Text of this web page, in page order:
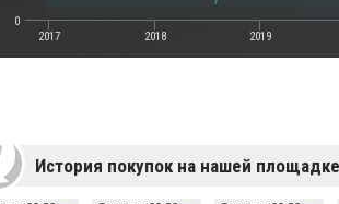
2017 2018 2019
0
История покупок на нашей площадке